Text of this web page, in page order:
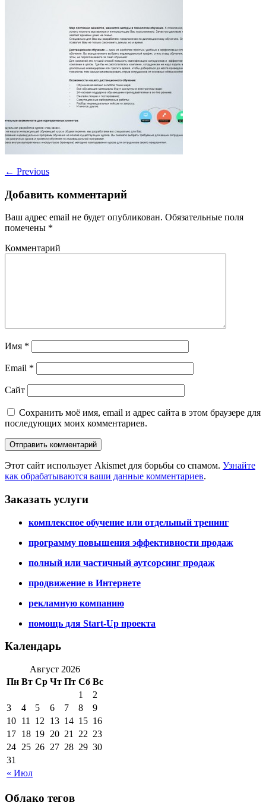
← Previous
Добавить комментарий
Ваш адрес email не будет опубликован. Обязательные поля
помечены *
Комментарий
Имя *
Email *
Сайт
Сохранить моё имя, email и адрес сайта в этом браузере для
последующих моих комментариев.
Этот сайт использует Akismet для борьбы со спамом. Узнайте
как обрабатываются ваши данные комментариев.
Заказать услуги
комплексное обучение или отдельный тренинг
программу повышения эффективности продаж
полный или частичный аутсорсинг продаж
продвижение в Интернете
рекламную компанию
помощь для Start-Up проекта
Календарь
Август 2026
Пн Вт Ср Чт Пт Сб Вс
« Июл
1
2
3
4 5 6 7 8
9
10 11 12 13 14 15 16
17 18 19 20 21 22 23
24 25 26 27 28 29 30
31
Облако тегов